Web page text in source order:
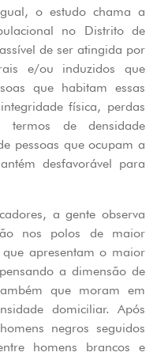
o estudo chama a
no Distrito de
de ser atingida por
e/ou induzidos que
que habitam essas
física, perdas
termos de densidade
pessoas que ocupam a
desfavorável para
a gente observa
nos polos de maior
apresentam o maior
a dimensão de
que moram em
domiciliar. Após
negros seguidos
homens brancos e